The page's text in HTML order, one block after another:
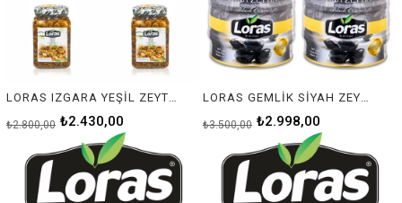
LORAS IZGARA YEŞİL ZEYTİN 850 Gr 6'LI KOLİ
₺2.430,00
₺2.800,00
LORAS GEMLİK SİYAH ZEYTİN TENEKE HİPER 1400 GR 4'LÜ KOLİ
₺2.998,00
₺3.500,00